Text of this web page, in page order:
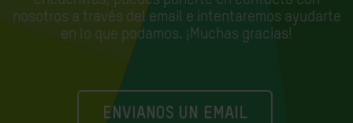
nosotros a través del email e intentaremos ayudarte
en lo que podamos. ¡Muchas gracias!
ENVIANOS UN EMAIL